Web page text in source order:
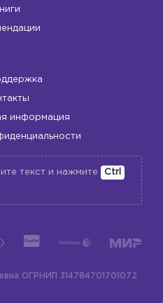
информация
текст и нажмите
Ctrl
ОГРНИП 314784701701072